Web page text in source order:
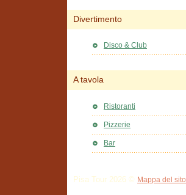
Divertimento
Disco & Club
A tavola
Ristoranti
Pizzerie
Bar
Pisa Tour 2026 © Mappa del sito